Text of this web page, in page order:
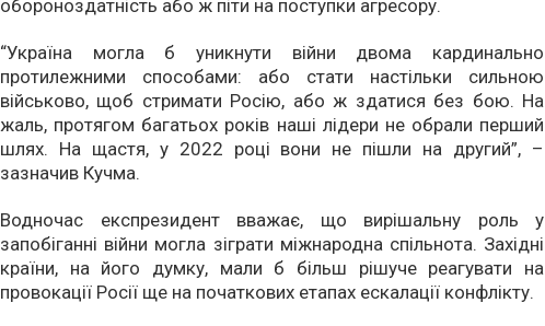
обороноздатність або ж піти на поступки агресору.
“Україна могла б уникнути війни двома кардинально
протилежними способами: або стати настільки сильною
військово, щоб стримати Росію, або ж здатися без бою. На
жаль, протягом багатьох років наші лідери не обрали перший
шлях. На щастя, у 2022 році вони не пішли на другий”, –
зазначив Кучма.
Водночас експрезидент вважає, що вирішальну роль у
запобіганні війни могла зіграти міжнародна спільнота. Західні
країни, на його думку, мали б більш рішуче реагувати на
провокації Росії ще на початкових етапах ескалації конфлікту.